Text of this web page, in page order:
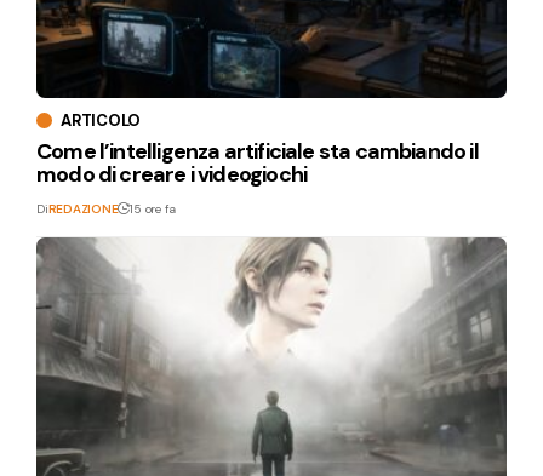
ARTICOLO
Come l’intelligenza artificiale sta cambiando il
modo di creare i videogiochi
DiREDAZIONE 15 ore fa